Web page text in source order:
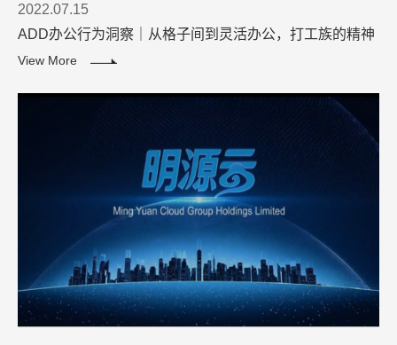
2022.07.15
ADD办公行为洞察｜从格子间到灵活办公，打工族的精神
解放进程
View More